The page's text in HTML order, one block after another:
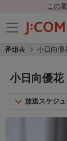
この
番組表 小日向優
小日向優
放送スケジ